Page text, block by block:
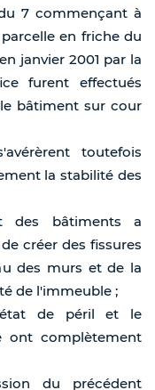
7 commençant à
en friche du
janvier 2001 par la
furent effectués
bâtiment sur cour
toutefois
la stabilité des
des bâtiments a
créer des fissures
des murs et de la
de l'immeuble ;
de péril et le
ont complètement
du précédent